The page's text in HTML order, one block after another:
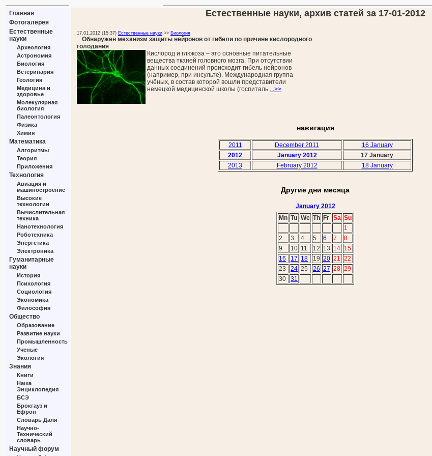
Главная
Фотогалерея
Естественные
науки
Археология
Астрономия
Биология
Ветеринария
Геология
Медицина и
здоровье
Молекулярная
биология
Палеонтология
Физика
Химия
Математика
Алгоритмы
Теория
Приложения
Технология
Авиация и
машиностроение
Высокие
технологии
Вычислительная
техника
Нанотехнология
Роботехника
Энергетика
Электроника
Гуманитарные
науки
История
Психология
Социология
Экономика
Философия
Общество
Образование
Развитие науки
Промышленность
Ученые
Экология
Знания
Книги
Наша
Энциклопедия
БСЭ
Брокгауз и
Ефрон
Словарь Даля
Научно-
Технический
словарь
Научный форум
Естественные науки, архив статей за 17-01-2012
17.01.2012 (15:37) Естественные науки >> Биология
Обнаружен механизм защиты нейронов от гибели по причине кислородного
голодания
Кислород и глюкоза – это основные питательные
вещества тканей головного мозга. При отсутствии
данных соединений происходит гибель нейронов
(например, при инсульте). Международная группа
учёных, в состав которой вошли представители
немецкой медицинской школы (госпиталь ...>>
навигация
2011 December 2011
16 January
2012
January 2012
17 January
2013
February 2012 18 January
Другие дни месяца
January 2012
Mn Tu We Th Fr Sa Su
1
2
3 4 5 6 7
8
9
10 11 12 13 14 15
16
17 18 19 20 21 22
23
24 25 26 27 28 29
30
31